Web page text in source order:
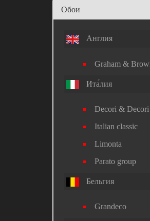
Обои
Англия
Graham &
Ита́лия
Decori & Decori
Italian classic
Limonta
Parato group
Бельгия
Grandeco